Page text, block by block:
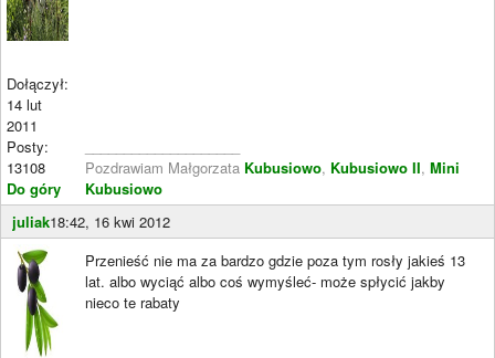
Dołączył:
14 lut
2011
Posty:
13108
Do góry
Pozdrawiam Małgorzata Kubusiowo, Kubusiowo II, Mini
Kubusiowo
juliak18:42, 16 kwi 2012
Przenieść nie ma za bardzo gdzie poza tym rosły jakieś 13
lat. albo wyciąć albo coś wymyśleć- może spłycić jakby
nieco te rabaty